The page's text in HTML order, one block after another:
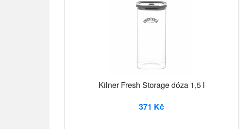
Kilner Fresh Storage dóza 1,5 l
371 Kč